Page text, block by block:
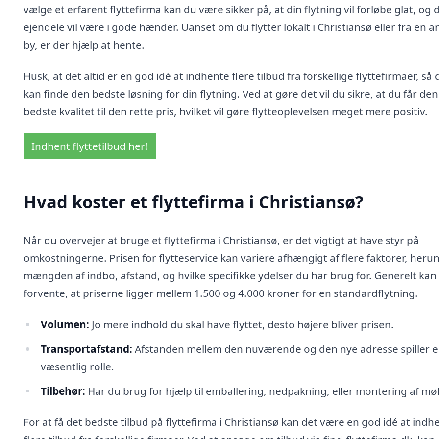
vælge et erfarent flyttefirma kan du være sikker på, at din flytning vil forløbe glat, og
ejendele vil være i gode hænder. Uanset om du flytter lokalt i Christiansø eller fra en
by, er der hjælp at hente.
Husk, at det altid er en god idé at indhente flere tilbud fra forskellige flyttefirmaer, så
kan finde den bedste løsning for din flytning. Ved at gøre det vil du sikre, at du får den
bedste kvalitet til den rette pris, hvilket vil gøre flytteoplevelsen meget mere positiv.
Indhent flyttetilbud her!
Hvad koster et flyttefirma i Christiansø?
Når du overvejer at bruge et flyttefirma i Christiansø, er det vigtigt at have styr på
omkostningerne. Prisen for flytteservice kan variere afhængigt af flere faktorer,
mængden af indbo, afstand, og hvilke specifikke ydelser du har brug for. Generelt kan
forvente, at priserne ligger mellem 1.500 og 4.000 kroner for en standardflytning.
Volumen: Jo mere indhold du skal have flyttet, desto højere bliver prisen.
Transportafstand: Afstanden mellem den nuværende og den nye adresse spiller
væsentlig rolle.
Tilbehør: Har du brug for hjælp til emballering, nedpakning, eller montering af
For at få det bedste tilbud på flyttefirma i Christiansø kan det være en god idé at